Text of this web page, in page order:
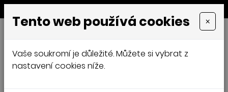
MENU
GALAMODA-XXL
Jana Mládková
Tento web používá cookies ×
Vaše soukromí je důležité. Můžete si vybrat z
nastavení cookies níže.